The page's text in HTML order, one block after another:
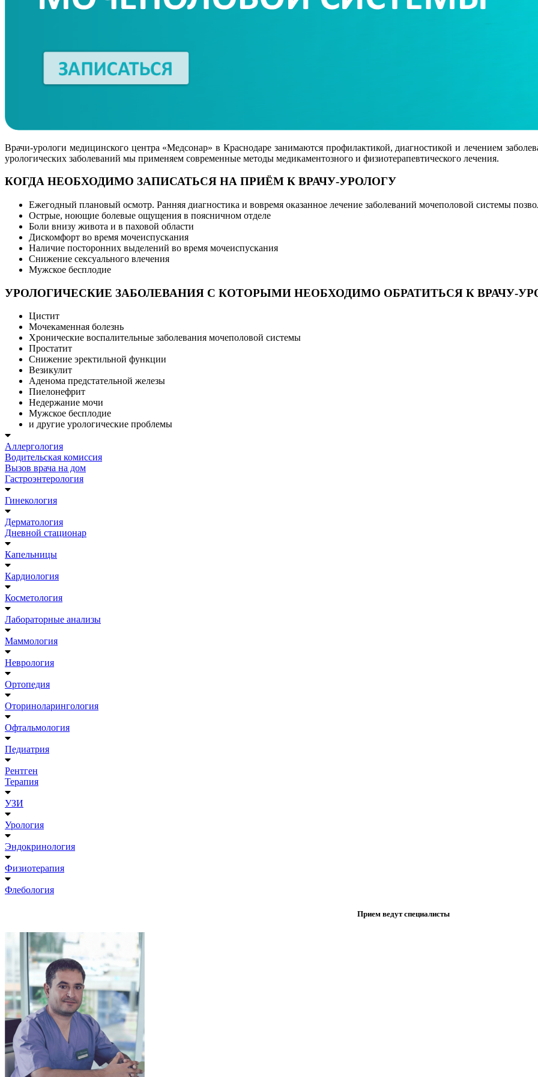
Врачи-урологи медицинского центра «Медсонар» в Краснодаре занимаются профилактикой, диагностикой и лечением
урологических заболеваний мы применяем современные методы медикаментозного и физиотерапевтического лечения.
КОГДА НЕОБХОДИМО ЗАПИСАТЬСЯ НА ПРИЁМ К ВРАЧУ-УРОЛОГУ
Ежегодный плановый осмотр. Ранняя диагностика и вовремя оказанное лечение заболеваний мочеполовой системы
Острые, ноющие болевые ощущения в поясничном отделе
Боли внизу живота и в паховой области
Дискомфорт во время мочеиспускания
Наличие посторонних выделений во время мочеиспускания
Снижение сексуального влечения
Мужское бесплодие
УРОЛОГИЧЕСКИЕ ЗАБОЛЕВАНИЯ С КОТОРЫМИ НЕОБХОДИМО ОБРАТИТЬСЯ К ВРАЧУ-
Цистит
Мочекаменная болезнь
Хронические воспалительные заболевания мочеполовой системы
Простатит
Снижение эректильной функции
Везикулит
Аденома предстательной железы
Пиелонефрит
Недержание мочи
Мужское бесплодие
и другие урологические проблемы
Аллергология
Водительская комиссия
Вызов врача на дом
Гастроэнтерология
Гинекология
Дерматология
Дневной стационар
Капельницы
Кардиология
Косметология
Лабораторные анализы
Маммология
Неврология
Ортопедия
Оториноларингология
Офтальмология
Педиатрия
Рентген
Терапия
УЗИ
Урология
Эндокринология
Физиотерапия
Флебология
Прием ведут специалисты